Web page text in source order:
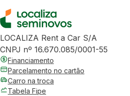
LOCALIZA Rent a Car S/A
CNPJ nº 16.670.085/0001-55
Financiamento
Parcelamento no cartão
Carro na troca
Tabela Fipe